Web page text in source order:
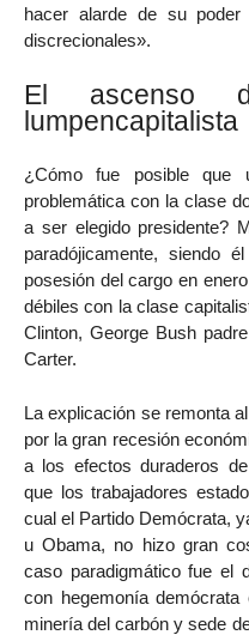
hacer alarde de su poder
discrecionales».
El ascenso
lumpencapitalista
¿Cómo fue posible que
problemática con la clase
a ser elegido presidente?
paradójicamente, siendo
posesión del cargo en
débiles con la clase
Clinton, George Bush
Carter.
La explicación se remonta
por la gran recesión
a los efectos duraderos
que los trabajadores
cual el Partido Demócrata,
u Obama, no hizo gran
caso paradigmático fue el
con hegemonía
minería del carbón y sede